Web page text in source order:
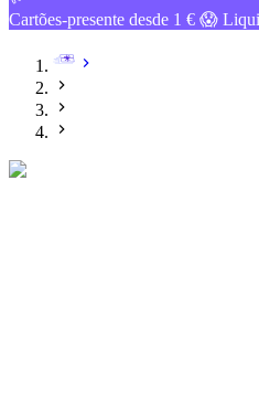
Cartões-presente desde 1 € 😱